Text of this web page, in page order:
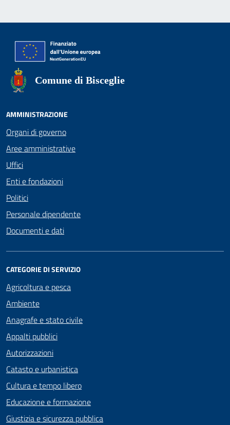
Comune di Bisceglie
AMMINISTRAZIONE
Organi di governo
Aree amministrative
Uffici
Enti e fondazioni
Politici
Personale dipendente
Documenti e dati
CATEGORIE DI SERVIZIO
Agricoltura e pesca
Ambiente
Anagrafe e stato civile
Appalti pubblici
Autorizzazioni
Catasto e urbanistica
Cultura e tempo libero
Educazione e formazione
Giustizia e sicurezza pubblica